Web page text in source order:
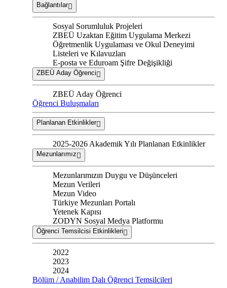
Bağlantılar
Sosyal Sorumluluk Projeleri
ZBEÜ Uzaktan Eğitim Uygulama Merkezi
Öğretmenlik Uygulaması ve Okul Deneyimi
Listeleri ve Kılavuzları
E-posta ve Eduroam Şifre Değişikliği
ZBEÜ Aday Öğrenci
ZBEÜ Aday Öğrenci
Öğrenci Buluşmaları
Planlanan Etkinlikler
2025-2026 Akademik Yılı Planlanan Etkinlikler
Mezunlarımız
Mezunlarımızın Duygu ve Düşünceleri
Mezun Verileri
Mezun Video
Türkiye Mezunları Portalı
Yetenek Kapısı
ZODYN Sosyal Medya Platformu
Öğrenci Temsilcisi Etkinlikleri
2022
2023
2024
Bölüm / Anabilim Dalı Öğrenci Temsilcileri